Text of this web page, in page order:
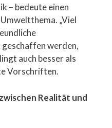
– bedeute einen
„Viel
werden,
auch besser als
Vorschriften.
Realität und